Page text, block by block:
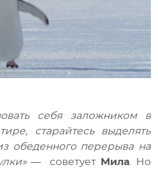
себя заложником в
старайтесь выделять
обеденного перерыва на
— советует Мила. Но